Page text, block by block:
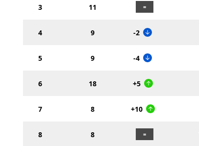
3 11
4 9 -2
5 9 -4
6 18 +5
7 8 +10
8 8